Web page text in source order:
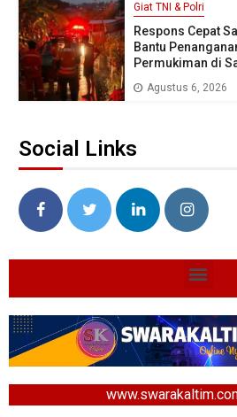
Giat TNI & Polri
Respons Cepat
Bantu
Permukiman di
Agustus 6, 2026
Social Links